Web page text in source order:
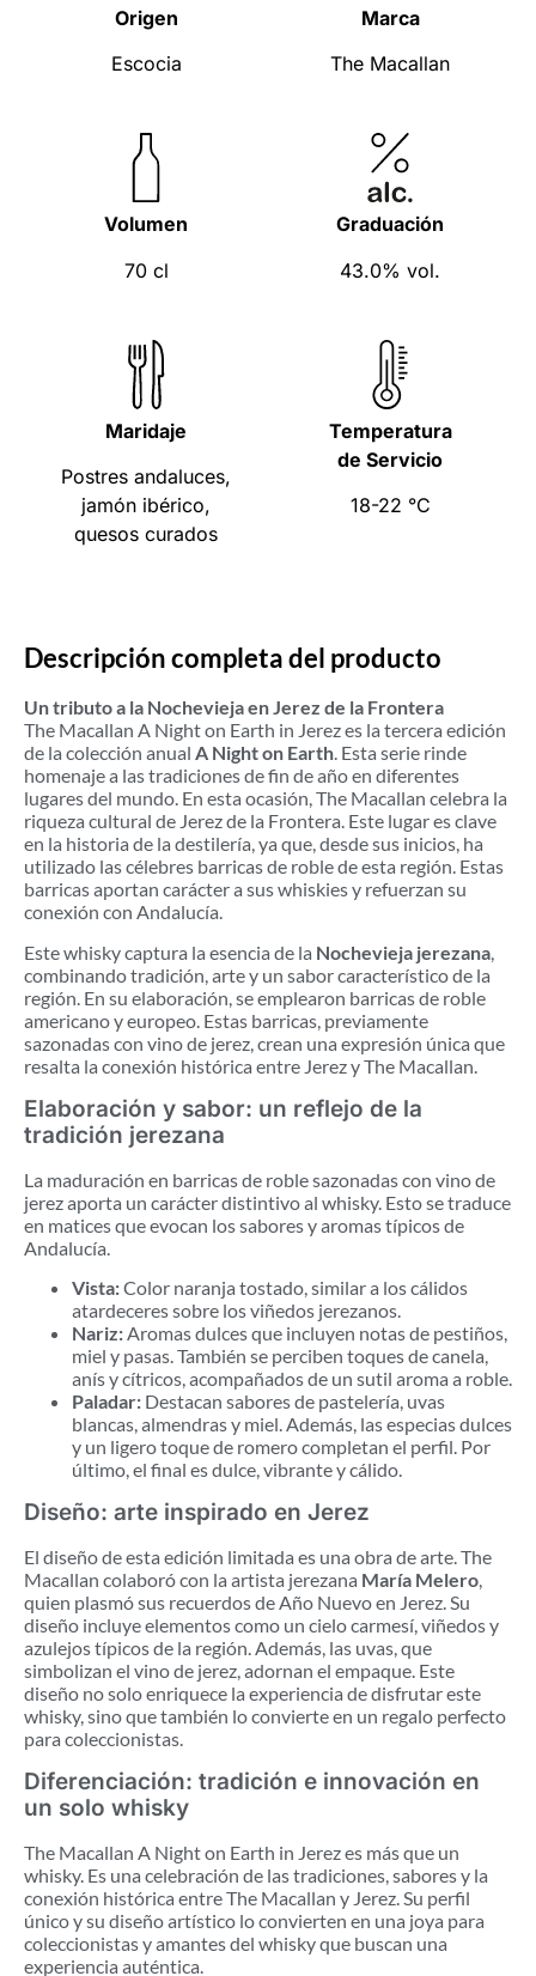
Origen
Escocia
Marca
The Macallan
Volumen
70 cl
Graduación
43.0% vol.
Maridaje
Postres andaluces,
jamón ibérico,
quesos curados
Temperatura
de Servicio
18-22 °C
Descripción completa del producto
Un tributo a la Nochevieja en Jerez de la Frontera
The Macallan A Night on Earth in Jerez es la tercera edición
de la colección anual A Night on Earth. Esta serie rinde
homenaje a las tradiciones de fin de año en diferentes
lugares del mundo. En esta ocasión, The Macallan celebra la
riqueza cultural de Jerez de la Frontera. Este lugar es clave
en la historia de la destilería, ya que, desde sus inicios, ha
utilizado las célebres barricas de roble de esta región. Estas
barricas aportan carácter a sus whiskies y refuerzan su
conexión con Andalucía.
Este whisky captura la esencia de la Nochevieja jerezana
combinando tradición, arte y un sabor característico de la
región. En su elaboración, se emplearon barricas de roble
americano y europeo. Estas barricas, previamente
sazonadas con vino de jerez, crean una expresión única que
resalta la conexión histórica entre Jerez y The Macallan.
Elaboración y sabor: un reflejo de la
tradición jerezana
La maduración en barricas de roble sazonadas con vino de
jerez aporta un carácter distintivo al whisky. Esto se traduce
en matices que evocan los sabores y aromas típicos de
Andalucía.
Vista:Color naranja tostado, similar a los cálidos
atardeceres sobre los viñedos jerezanos.
Nariz:Aromas dulces que incluyen notas de pestiños,
miel y pasas. También se perciben toques de canela,
anís y cítricos, acompañados de un sutil aroma a roble.
Paladar: Destacan sabores de pastelería, uvas
blancas, almendras y miel. Además, las especias dulces
y un ligero toque de romero completan el perfil. Por
último, el final es dulce, vibrante y cálido.
Diseño: arte inspirado en Jerez
El diseño de esta edición limitada es una obra de arte. The
Macallan colaboró con la artista jerezana María Melero,
quien plasmó sus recuerdos de Año Nuevo en Jerez. Su
diseño incluye elementos como un cielo carmesí, viñedos y
azulejos típicos de la región. Además, las uvas, que
simbolizan el vino de jerez, adornan el empaque. Este
diseño no solo enriquece la experiencia de disfrutar este
whisky, sino que también lo convierte en un regalo perfecto
para coleccionistas.
Diferenciación: tradición e innovación en
un solo whisky
The Macallan A Night on Earth in Jerez es más que un
whisky. Es una celebración de las tradiciones, sabores y la
conexión histórica entre The Macallan y Jerez. Su perfil
único y su diseño artístico lo convierten en una joya para
coleccionistas y amantes del whisky que buscan una
experiencia auténtica.